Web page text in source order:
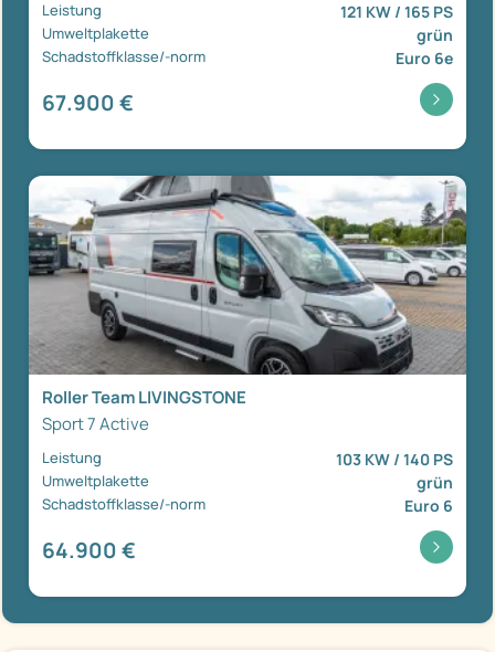
Leistung 121 KW / 165 PS
Umweltplakette grün
Schadstoffklasse/-norm Euro 6e
67.900 €
Roller Team LIVINGSTONE
Sport 7 Active
Leistung 103 KW / 140 PS
Umweltplakette grün
Schadstoffklasse/-norm Euro 6
64.900 €